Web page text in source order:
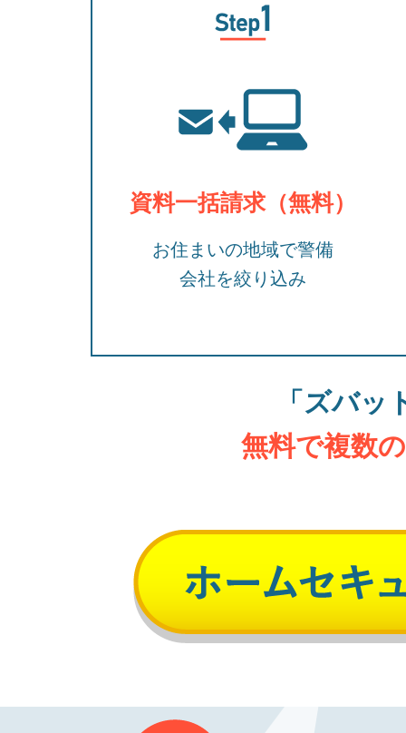
資料一括請求（無料）
お住まいの地域で警備
会社を絞り込み
「ズバ
無料で複数